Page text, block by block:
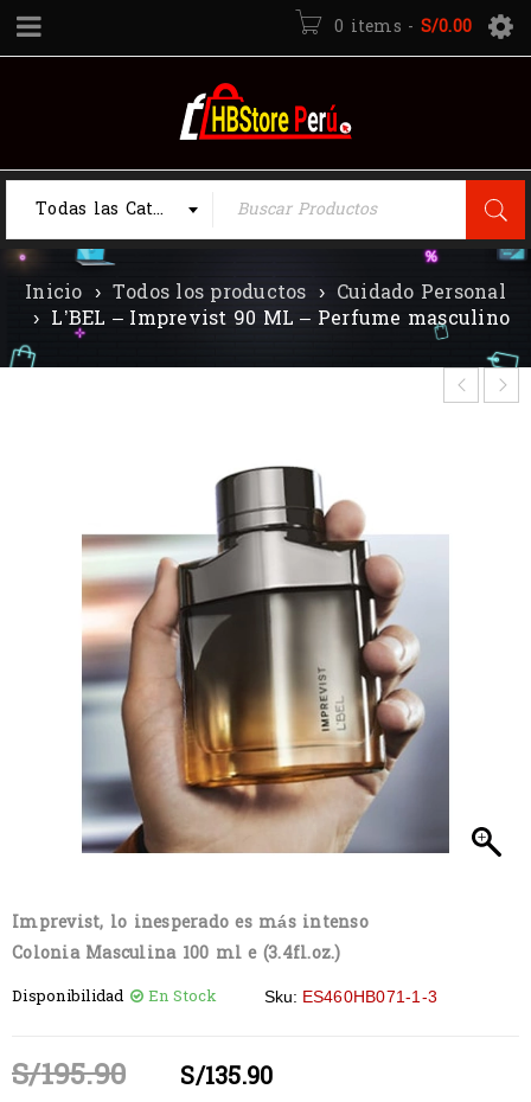
0 items - S/0.00
Todas las Categorias
Inicio › Todos los productos › Cuidado Personal
› L’BEL – Imprevist 90 ML – Perfume masculino
Imprevist, lo inesperado es más intenso
Colonia Masculina 100 ml e (3.4fl.oz.)
Disponibilidad En Stock Sku: ES460HB071-1-3
S/195.90 S/135.90